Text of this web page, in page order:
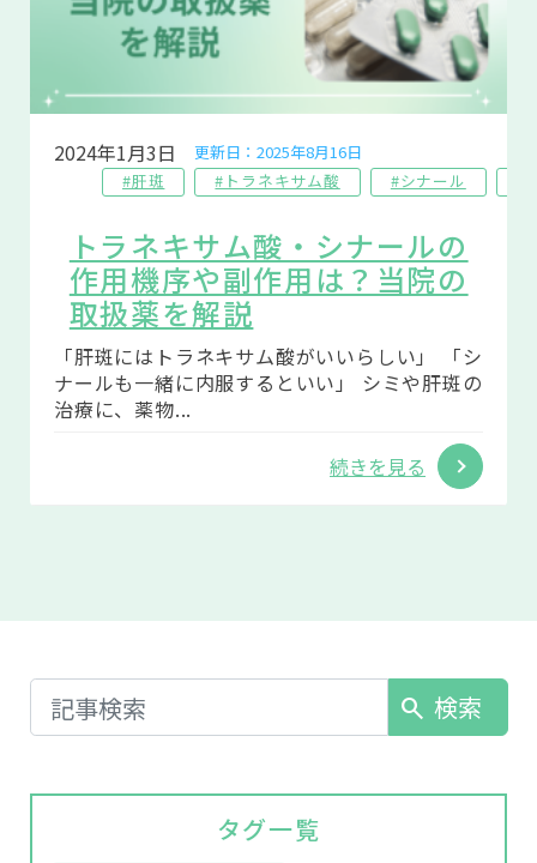
2024年1月3日
更新日：2025年8月16日
#肝斑
#トラネキサム酸 #シナール
トラネキサム酸・シナールの
作用機序や副作用は？当院の
取扱薬を解説
「肝斑にはトラネキサム酸がいいらしい」 「シ
ナールも一緒に内服するといい」 シミや肝斑の
治療に、薬物...
続きを見る
search 検索
タグ一覧